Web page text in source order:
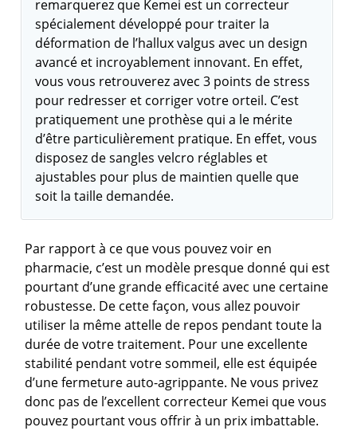
remarquerez que Kemei est un correcteur
spécialement développé pour traiter la
déformation de l’hallux valgus avec un design
avancé et incroyablement innovant. En effet,
vous vous retrouverez avec 3 points de stress
pour redresser et corriger votre orteil. C’est
pratiquement une prothèse qui a le mérite
d’être particulièrement pratique. En effet, vous
disposez de sangles velcro réglables et
ajustables pour plus de maintien quelle que
soit la taille demandée.
Par rapport à ce que vous pouvez voir en
pharmacie, c’est un modèle presque donné qui est
pourtant d’une grande efficacité avec une certaine
robustesse. De cette façon, vous allez pouvoir
utiliser la même attelle de repos pendant toute la
durée de votre traitement. Pour une excellente
stabilité pendant votre sommeil, elle est équipée
d’une fermeture auto-agrippante. Ne vous privez
donc pas de l’excellent correcteur Kemei que vous
pouvez pourtant vous offrir à un prix imbattable.